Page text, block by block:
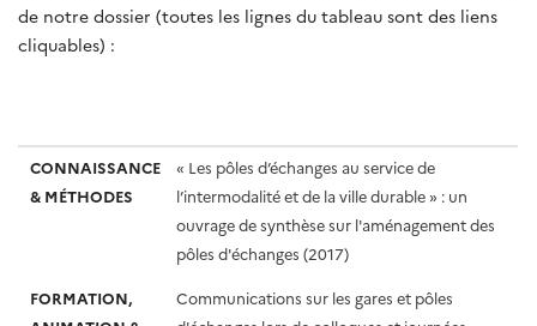
de notre dossier (toutes les lignes du tableau sont des liens
cliquables) :
CONNAISSANCE & MÉTHODES
FORMATION, ANIMATION & ATELIERS D’ACTEURS
TERRAINS D’ÉTUDE & PROJETS
CONNAISSANCE
& MÉTHODES
« Les pôles d’échanges au service de
l’intermodalité et de la ville durable » : un
ouvrage de synthèse sur l'aménagement des
pôles d'échanges (2017)
FORMATION,
Communications sur les gares et pôles